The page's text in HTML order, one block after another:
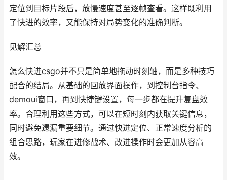
定位到目标片段后，放慢速度甚至逐帧查看。这样既利用
了快进的效率，又能保持对局势变化的准确判断。
见解汇总
怎么快进csgo并不只是简单地拖动时刻轴，而是多种技巧
配合的结局。从基础的回放界面操作，到控制台指令、
demoui窗口，再到快捷键设置，每一步都在提升复盘效
率。合理利用这些方式，可以在短时刻内获取关键信息，
同时避免遗漏重要细节。通过快进定位、正常速度分析的
组合思路，玩家在进修战术、改进操作时会更加从容高
效。